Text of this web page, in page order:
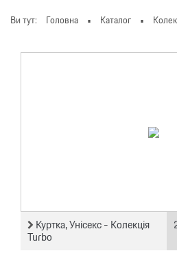
Ви тут: Головна Каталог
Куртка, Унісекс - Колекція
Turbo